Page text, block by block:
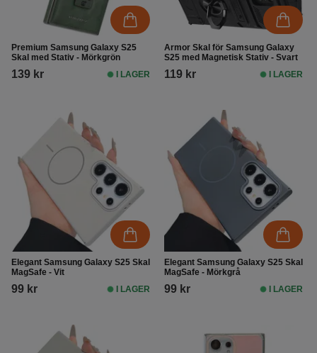
Premium Samsung Galaxy S25
Skal med Stativ - Mörkgrön
139 kr I LAGER
Armor Skal för Samsung Galaxy
S25 med Magnetisk Stativ - Svart
119 kr I LAGER
Elegant Samsung Galaxy S25 Skal
MagSafe - Vit
99 kr I LAGER
Elegant Samsung Galaxy S25 Skal
MagSafe - Mörkgrå
99 kr I LAGER